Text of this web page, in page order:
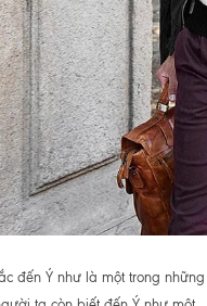
đến Ý như là một trong